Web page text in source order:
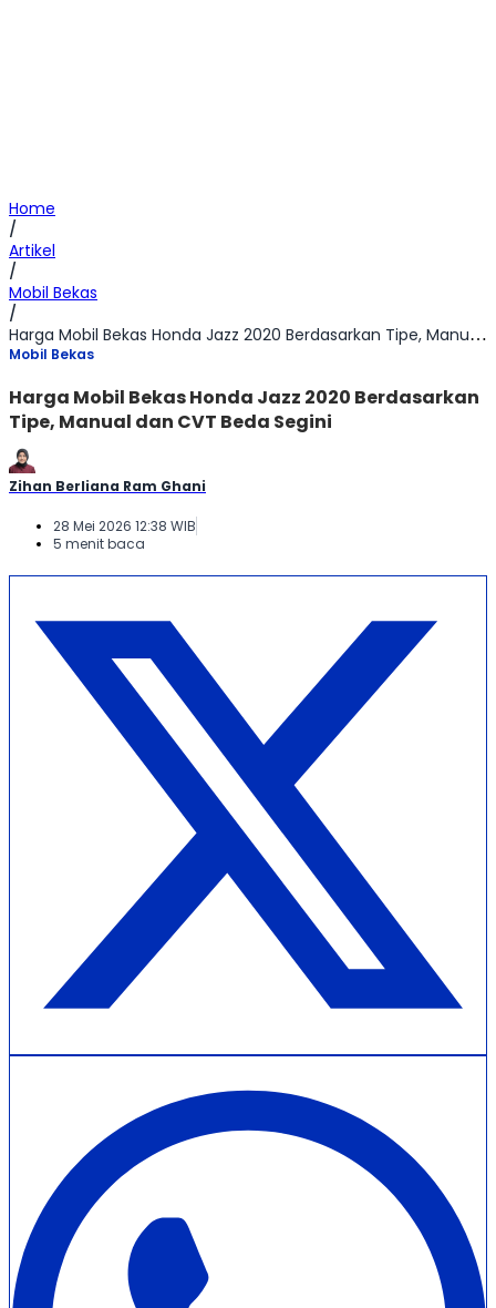
Home
/
Artikel
/
Mobil Bekas
/
Harga Mobil Bekas Honda Jazz 2020 Berdasarkan Tipe, Manual dan CVT Beda Segini
Mobil Bekas
Harga Mobil Bekas Honda Jazz 2020 Berdasarkan
Tipe, Manual dan CVT Beda Segini
Zihan Berliana Ram Ghani
28 Mei 2026 12:38 WIB
5 menit baca